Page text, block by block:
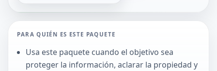
PARA QUIÉN ES ESTE PAQUETE
Usa este paquete cuando el objetivo sea
proteger la información, aclarar la propiedad y